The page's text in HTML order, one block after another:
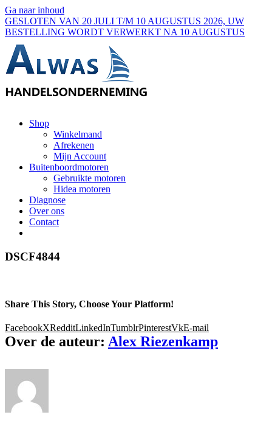
Ga naar inhoud
GESLOTEN VAN 20 JULI T/M 10 AUGUSTUS 2026, UW
BESTELLING WORDT VERWERKT NA 10 AUGUSTUS
Shop
Winkelmand
Afrekenen
Mijn Account
Buitenboordmotoren
Gebruikte motoren
Hidea motoren
Diagnose
Over ons
Contact
DSCF4844
Share This Story, Choose Your Platform!
FacebookXRedditLinkedInTumblrPinterestVkE-mail
Over de auteur: Alex Riezenkamp